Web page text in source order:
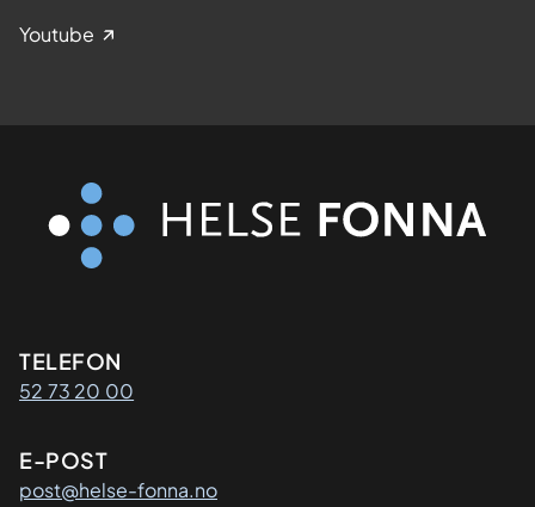
Youtube
Kontaktinformasjon
TELEFON
52 73 20 00
E-POST
post@helse-fonna.no